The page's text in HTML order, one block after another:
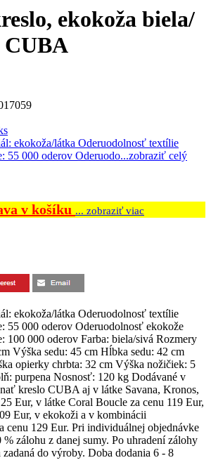
ekokoža biela/
CUBA
ekokoža/látka Oderuodolnosť textílie
55 000 oderov Oderuodo...zobraziť celý
v košíku ... zobraziť viac
ekokoža/látka Oderuodolnosť textílie
55 000 oderov Oderuodolnosť ekokože
100 000 oderov Farba: biela/sivá Rozmery
Výška sedu: 45 cm Hĺbka sedu: 42 cm
opierky chrbta: 32 cm Výška nožičiek: 5
purpena Nosnosť: 120 kg Dodávané v
kreslo CUBA aj v látke Savana, Kronos,
Eur, v látke Coral Boucle za cenu 119 Eur,
Eur, v ekokoži a v kombinácii
cenu 129 Eur. Pri individuálnej objednávke
zálohu z danej sumy. Po uhradení zálohy
zadaná do výroby. Doba dodania 6 - 8